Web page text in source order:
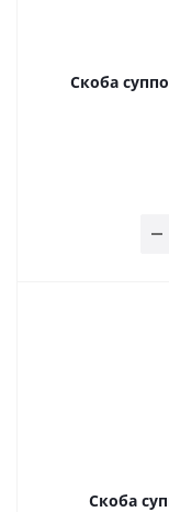
Скоба
Скоба